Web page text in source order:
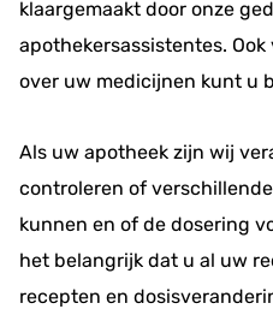
e
n
s
klaargemaakt door onze
apothekersassistentes.
over uw medicijnen kunt u
Als uw apotheek zijn wij
controleren of
kunnen en of de dosering
het belangrijk dat u al uw
recepten en